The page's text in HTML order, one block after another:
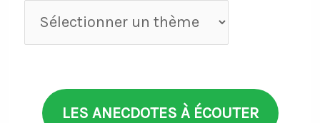
Anecdotes
par
LES ANECDOTES À ÉCOUTER